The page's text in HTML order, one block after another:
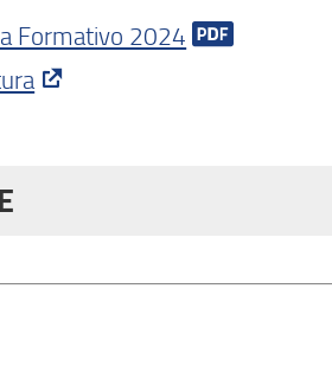
Formativo 2024
Curriculum is research applied
systems and the